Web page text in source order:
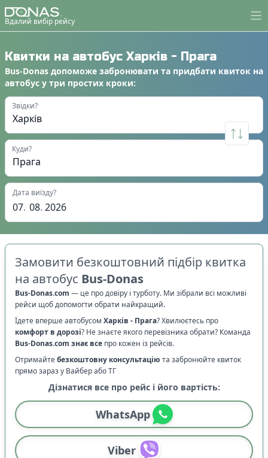
Вдалий вибір рейсу
Квитки на автобус Харків - Прага
Bus-Donas допоможе забронювати та придбати квиток на
автобус у три простих кроки:
Звідки?
Куди?
Дата виїзду?
07. 08. 2026
Замовити безкоштовний підбір квитка
на автобус Bus-Donas
Bus-Donas.com — це про довіру і турботу. Ми зібрали всі можливі
рейси щоб допомогти обрати найкращий.
Їдете вперше автобусом Харків - Прага? Хвилюєтесь про
комфорт в дорозі? Не знаєте якого перевізника обрати? Команда
Bus-Donas.com знає все про кожен із рейсів.
Отримайтебезкоштовну консультацію та забронюйте квиток
прямо зараз у Вайбер або ТГ
Дізнатися все про рейс і його вартість:
WhatsApp
Viber